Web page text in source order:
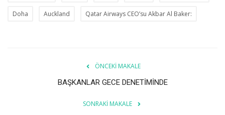
Doha Auckland Qatar Airways CEO’su Akbar Al Baker:
ÖNCEKI MAKALE
BAŞKANLAR GECE DENETİMİNDE
SONRAKI MAKALE